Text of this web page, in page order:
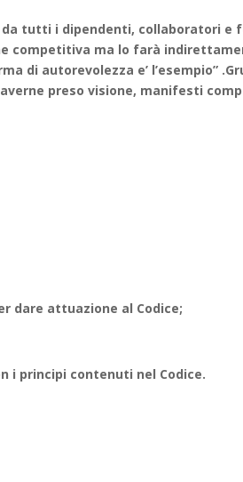
tutti i dipendenti, collaboratori e
competitiva ma lo farà
di autorevolezza e’ l’esempio”
preso visione, manifesti
dare attuazione al Codice;
i principi contenuti nel Codice.